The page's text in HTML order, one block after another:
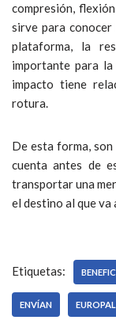
compresión,
sirve para conocer
plataforma, la
importante para
impacto tiene
rotura.
De esta forma,
cuenta antes de
transportar una
el destino al que va
Etiquetas:
ENVÍAN